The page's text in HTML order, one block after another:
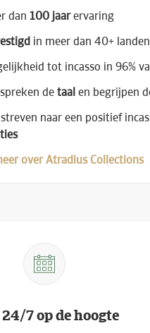
dan 100 jaarervaring
in meer dan 40+ landen
tot incasso in 96%
detaalen begrijpen
naar een positief
over Atradius Collections
7 op de hoogte